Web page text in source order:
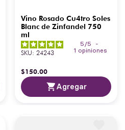
Vino Rosado Cu4tro Soles
Blanc de Zinfandel 750
ml
5 /5
-
1 opiniones
SKU: 24243
$150.00
Agregar